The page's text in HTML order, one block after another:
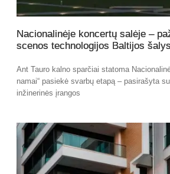
Nacionalinėje koncertų salėje –
scenos technologijos Baltijos
Ant Tauro kalno sparčiai statoma
namai“ pasiekė svarbų etapą – pasirašyta
inžinerinės įrangos